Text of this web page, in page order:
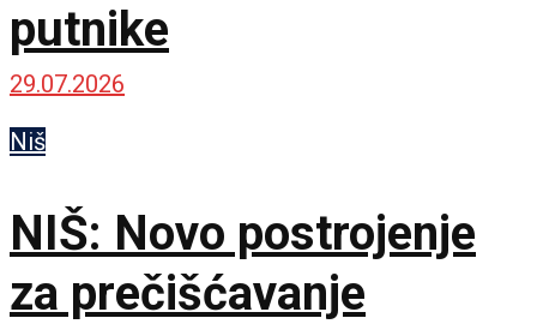
putnike
29.07.2026
Niš
NIŠ: Novo postrojenje
za prečišćavanje